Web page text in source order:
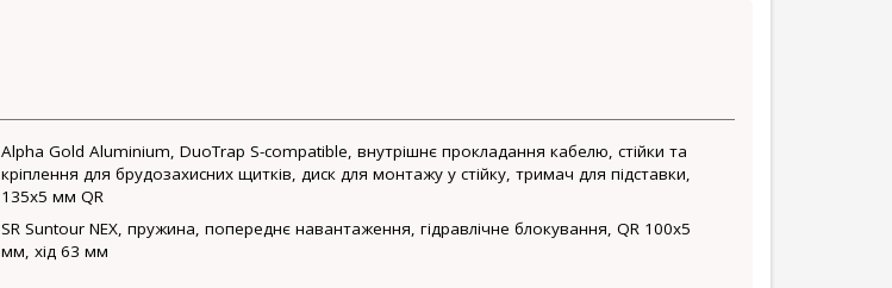
Alpha Gold Aluminium, DuoTrap S-compatible, внутрішнє прокладання кабелю, стійки та
кріплення для брудозахисних щитків, диск для монтажу у стійку, тримач для підставки,
135x5 мм QR
SR Suntour NEX, пружина, попереднє навантаження, гідравлічне блокування, QR 100x5
мм, хід 63 мм